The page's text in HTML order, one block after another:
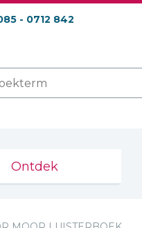
- 0712 842
Ontdek